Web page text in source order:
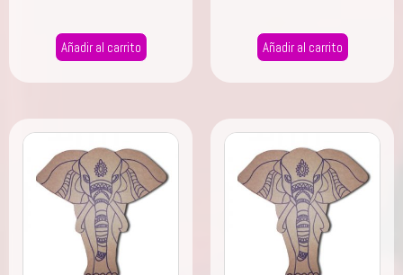
Añadir al carrito Añadir al carrito